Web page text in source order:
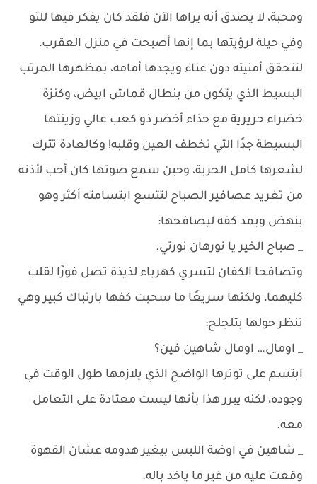
ومحبة، لا يصدق أنه يراها الآن فلقد كان يفكر فيها للتو
وفي حيلة لرؤيتها بما إنها أصبحت في منزل العقرب،
لتتحقق أمنيته دون عناء ويجدها أمامه، بمظهرها المرتب
البسيط الذي يتكون من بنطال قماش ابيض، وكنزة
خضراء حريرية مع حذاء أخضر ذو كعب عالي وزينتها
البسيطة جدًا التي تخطف العين وقلبه! وكالعادة تترك
لشعرها كامل الحرية، وحين سمع صوتها كان أحب لأذنه
من تغريد عصافير الصباح لتتسع ابتسامته أكثر وهو
ينهض ويمد كفه ليصافحها:
_ صباح الخير يا نورهان نورتي.
وتصافحا الكفان لتسري كهرباء لذيذة تصل فورًا لقلب
كليهما، ولكنها سريعًا ما سحبت كفها بارتباك كبير وهي
تنظر حولها بتلجلج:
_ اومال… اومال شاهين فين؟
ابتسم على توترها الواضح الذي يلازمها طول الوقت في
وجوده، لكنه يبرر هذا بأنها ليست معتادة على التعامل
معه.
_ شاهين في اوضة اللبس بيغير هدومه عشان القهوة
وقعت عليه من غير ما ياخد باله.